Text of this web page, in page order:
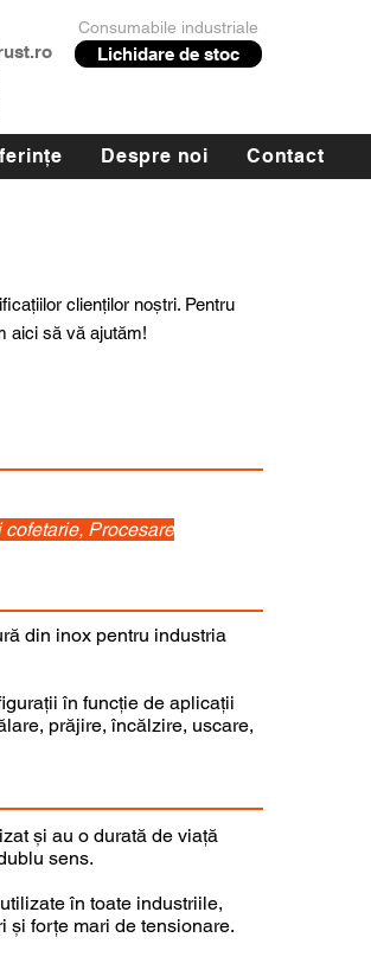
Consumabile industriale
Lichidare de stoc
Despre noi Contact
clienților noștri. Pentru
aici să vă ajutăm!
Procesare
din inox pentru industria
în funcție de aplicații
prăjire, încălzire, uscare,
și au o durată de viață
sens.
în toate industriile,
și forțe mari de tensionare.